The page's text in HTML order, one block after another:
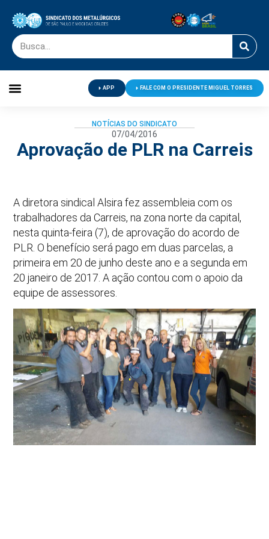
APP FALE COM O PRESIDENTE MIGUEL TORRES
NOTÍCIAS DO SINDICATO
07/04/2016
Aprovação de PLR na Carreis
A diretora sindical Alsira fez assembleia com os
trabalhadores da Carreis, na zona norte da capital,
nesta quinta-feira (7), de aprovação do acordo de
PLR. O benefício será pago em duas parcelas, a
primeira em 20 de junho deste ano e a segunda em
20 janeiro de 2017. A ação contou com o apoio da
equipe de assessores.